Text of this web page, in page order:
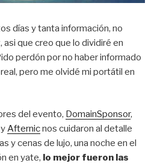
días y tanta información, no
asi que creo que lo dividiré en
perdón por no haber informado
pero me olvidé mi portátil en
del evento, DomainSponsor,
yAfternicnos cuidaron al detalle
y cenas de lujo, una noche en el
en yate, lo mejor fueron las